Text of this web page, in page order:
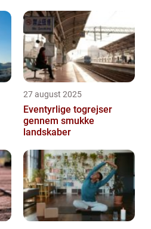
27 august 2025
Eventyrlige togrejser
gennem smukke
landskaber